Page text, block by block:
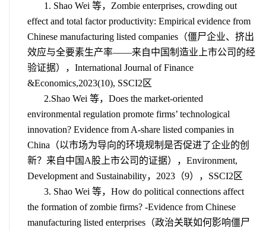
1. Shao Wei 等， Zombie enterprises, crowding out
effect and total factor productivity: Empirical evidence from
Chinese manufacturing listed companies （僵尸企业、挤出
效应与全要素生产率——来自中国制造业上市公司的经
验证据）， International Journal of Finance
&Economics,2023(10), SSCI2 区
2.Shao Wei 等， Does the market‑oriented
environmental regulation promote firms’ technological
innovation? Evidence from A‑share listed companies in
China （以市场为导向的环境规制是否促进了企业的创
新？来自中国 A股上市公司的证据）， Environment,
Development and Sustainability， 2023 （9）， SSCI2 区
3. Shao Wei 等， How do political connections affect
the formation of zombie firms? -Evidence from Chinese
manufacturing listed enterprises （政治关联如何影响僵尸